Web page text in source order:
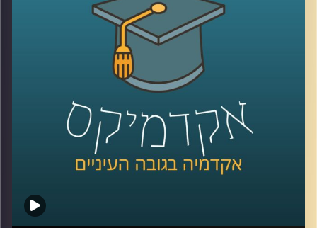
האזינו להמשך השיחה שקיימתי עם ד"ר שירי רזניק, מרצת
הקורס ייצוגים של אהבה וזוגיות בתרבות הפופולארית.
לשיחה עם ד"ר שירי רזניק על "אהבה כמו בסרטים" –
לשיחה עם ד"ר שירי רזניק על אהבה וצרכנות –לחצו כאן